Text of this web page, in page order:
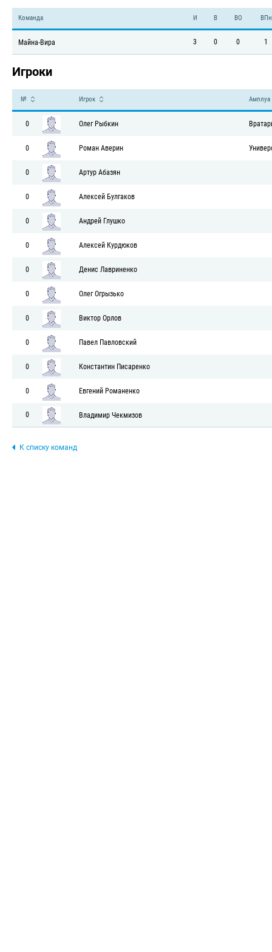
Команда И В ВО ВПн
Майна-Вира 3 0 0 1
Игроки
№ Игрок Амплуа
0 Олег Рыбкин
0 Роман Аверин
0 Артур Абазян
0 Алексей Булгаков
0 Андрей Глушко
0 Алексей Курдюков
0 Денис Лавриненко
0 Олег Огрызько
0 Виктор Орлов
0 Павел Павловский
0 Константин Писаренко
0 Евгений Романенко
0 Владимир Чекмизов
К списку команд